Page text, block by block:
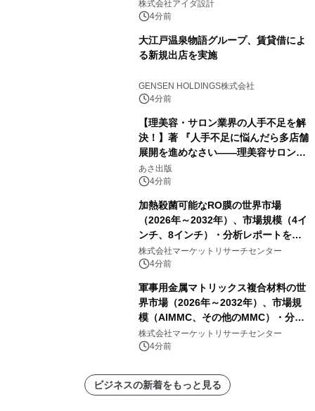
株式会社アイダ設計
4分前
大江戸温泉物語グループ、賃貸借によ
る新規出店を実施
GENSEN HOLDINGS株式会社
4分前
【理美容・サロン業界の人手不足を解
決！】著 『人手不足に悩んだら多店舗
展開を進めなさい――理美容サロン
「多店舗展開」の教科書』2026年8月
24日（月）発売
あさ出版
4分前
加熱殺菌可能なRO膜の世界市場
（2026年～2032年）、市場規模（4イ
ンチ、8インチ）・分析レポートを発
表
株式会社マーケットリサーチセンター
4分前
軍事用金属マトリックス複合材料の世
界市場（2026年～2032年）、市場規
模（AlMMC、その他のMMC）・分析
レポートを発表
株式会社マーケットリサーチセンター
4分前
ビジネスの新着をもっと見る